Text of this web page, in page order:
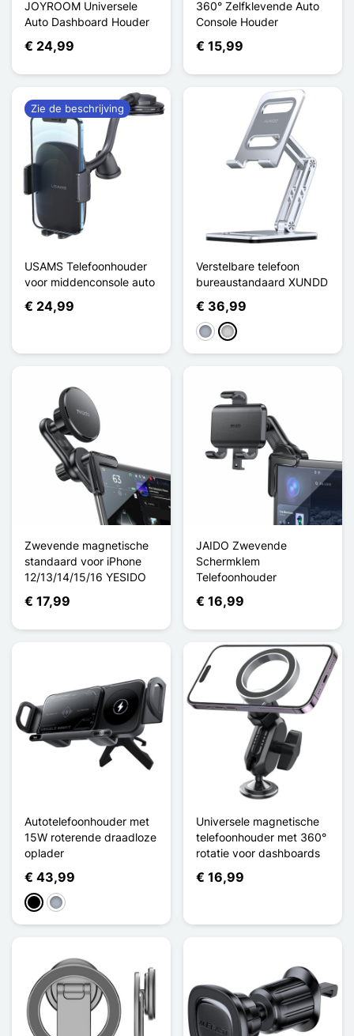
JOYROOM Universele
Auto Dashboard Houder
€ 24,99
360° Zelfklevende Auto
Console Houder
€ 15,99
USAMS Telefoonhouder
voor middenconsole auto
€ 24,99
Zie de beschrijving
Verstelbare telefoon
bureaustandaard XUNDD
€ 36,99
GrijsZilver
Zwevende magnetische
standaard voor iPhone
12/13/14/15/16 YESIDO
€ 17,99
JAIDO Zwevende
Schermklem
Telefoonhouder
€ 16,99
Autotelefoonhouder met
15W roterende draadloze
oplader
€ 43,99
ZwartGrijs
Universele magnetische
telefoonhouder met 360°
rotatie voor dashboards
€ 16,99